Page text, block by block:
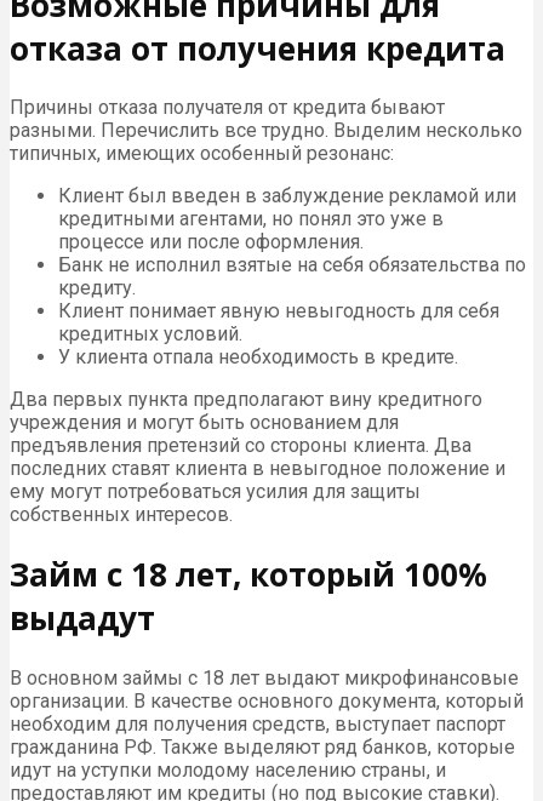
отказа от получения кредита
Причины отказа получателя от кредита бывают
разными. Перечислить все трудно. Выделим несколько
типичных, имеющих особенный резонанс:
Клиент был введен в заблуждение рекламой или
кредитными агентами, но понял это уже в
процессе или после оформления.
Банк не исполнил взятые на себя обязательства по
кредиту.
Клиент понимает явную невыгодность для себя
кредитных условий.
У клиента отпала необходимость в кредите.
Два первых пункта предполагают вину кредитного
учреждения и могут быть основанием для
предъявления претензий со стороны клиента. Два
последних ставят клиента в невыгодное положение и
ему могут потребоваться усилия для защиты
собственных интересов.
Займ с 18 лет, который 100%
выдадут
В основном займы с 18 лет выдают микрофинансовые
организации. В качестве основного документа, который
необходим для получения средств, выступает паспорт
гражданина РФ. Также выделяют ряд банков, которые
идут на уступки молодому населению страны, и
предоставляют им кредиты (но под высокие ставки).